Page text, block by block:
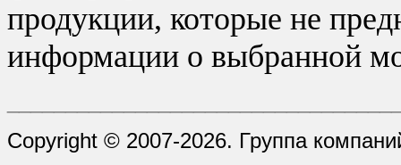
продукции, которые не
информации о выбранной
Copyright © 2007-2026. Группа